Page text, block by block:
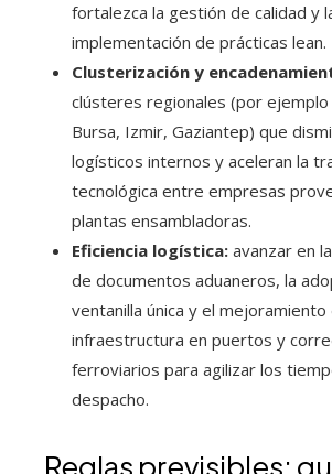
fortalezca la gestión de calidad y
implementación de prácticas lean.
Clusterización y
clústeres regionales (por ejemplo
Bursa, Izmir, Gaziantep) que
logísticos internos y aceleran la
tecnológica entre empresas
plantas ensambladoras.
Eficiencia logística: avanzar en
de documentos aduaneros, la
ventanilla única y el mejoramiento
infraestructura en puertos y
ferroviarios para agilizar los
despacho.
Reglas previsibles: